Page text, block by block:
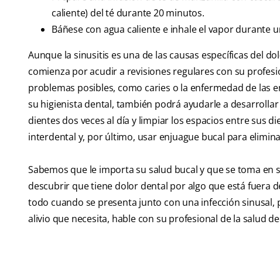
caliente) del té durante 20 minutos.
Báñese con agua caliente e inhale el vapor durante
Aunque la sinusitis es una de las causas específicas del
comienza por acudir a revisiones regulares con su
problemas posibles, como caries o la enfermedad de las
su higienista dental, también podrá ayudarle a
dientes dos veces al día y limpiar los espacios entre sus
interdental y, por último, usar enjuague bucal para
Sabemos que le importa su salud bucal y que se toma
descubrir que tiene dolor dental por algo que está fuera
todo cuando se presenta junto con una infección sinusal,
alivio que necesita, hable con su profesional de la salud